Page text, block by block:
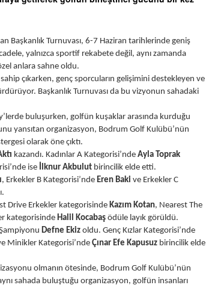
Başkanlık Turnuvası, 6-7 Haziran tarihlerinde geniş
yalnızca sportif rekabete değil, aynı zamanda
anlara sahne oldu.
çıkarken, genç sporcuların gelişimini destekleyen ve
Başkanlık Turnuvası da bu vizyonun sahadaki
buluşurken, golfün kuşaklar arasında kurduğu
yansıtan organizasyon, Bodrum Golf Kulübü’nün
olarak öne çıktı.
kazandı. Kadınlar A Kategorisi’nde Ayla Toprak
ise İlknur Akbulut birincilik elde etti.
, Erkekler B Kategorisi’nde Eren Baki ve Erkekler C
Drive Erkekler kategorisinde Kazım Kotan, Nearest The
kategorisinde Halil Kocabaş ödüle layık görüldü.
Defne Ekiz oldu. Genç Kızlar Kategorisi’nde
Minikler Kategorisi’nde Çınar Efe Kapusuz birincilik elde
olmanın ötesinde, Bodrum Golf Kulübü’nün
sahada buluştuğu organizasyon, golfün insanları